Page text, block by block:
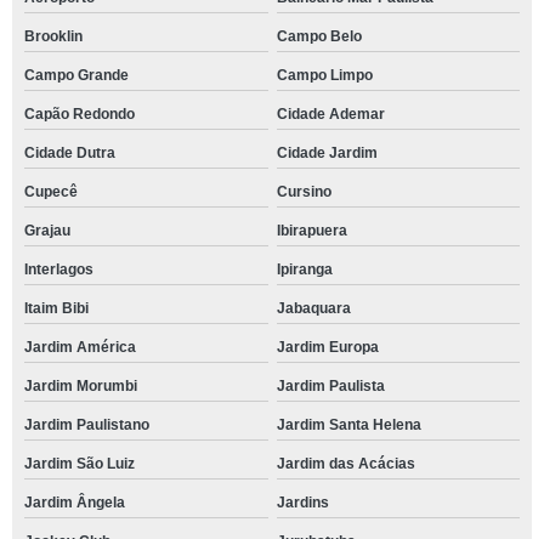
Brooklin Campo Belo
Campo Grande Campo Limpo
Capão Redondo Cidade Ademar
Cidade Dutra Cidade Jardim
Cupecê Cursino
Grajau Ibirapuera
Interlagos Ipiranga
Itaim Bibi Jabaquara
Jardim América Jardim Europa
Jardim Morumbi Jardim Paulista
Jardim Paulistano Jardim Santa Helena
Jardim São Luiz Jardim das Acácias
Jardim Ângela Jardins